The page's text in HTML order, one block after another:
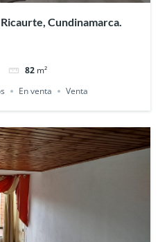
Cundinamarca.
82 m²
En venta Venta